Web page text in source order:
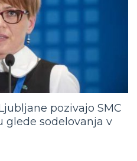
pozivajo SMC
glede sodelovanja v